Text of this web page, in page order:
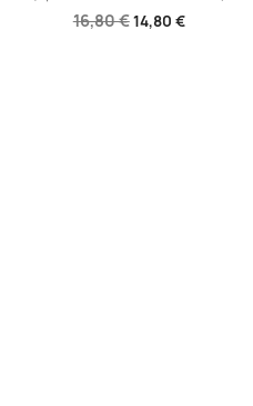
16,80 €14,80 €